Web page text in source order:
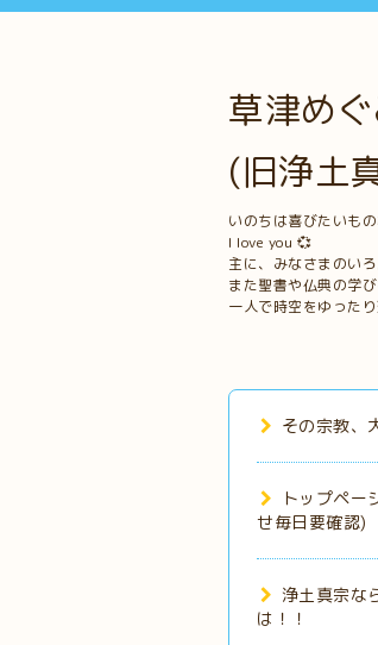
草津め
(旧浄土
いのちは喜びたいも
I love you 💞
主に、みなさまのい
また聖書や仏典の学
一人で時空をゆった
その宗教、
トップペー
せ毎日要確認)
浄土真宗な
は！！